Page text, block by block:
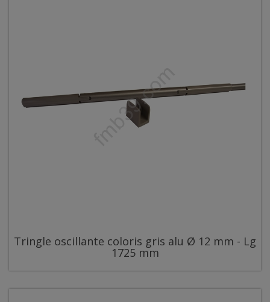
Tringle oscillante coloris gris alu Ø 12 mm - Lg
1725 mm